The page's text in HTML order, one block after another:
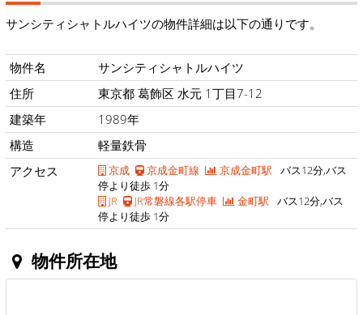
サンシティシャトルハイツの物件詳細は以下の通りです。
物件名
サンシティシャトルハイツ
住所
東京都 葛飾区 水元 1丁目7-12
建築年
1989年
構造
軽量鉄骨
アクセス
京成 京成金町線 京成金町駅 バス12分,バス
停より徒歩 1分
JR
JR常磐線各駅停車 金町駅 バス12分,バス
停より徒歩 1分
物件所在地